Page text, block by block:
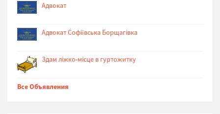
Адвокат
Адвокат Софіївська Борщагівка
Здам ліжко-місце в гуртожитку
Все Объявления